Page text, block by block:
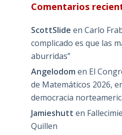
Comentarios
ScottSlide en Carlo
complicado es que las
aburridas”
Angelodom en El
de Matemáticos 2026,
democracia
Jamieshutt en
Quillen